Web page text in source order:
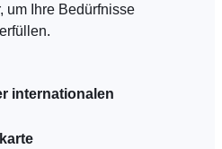
um Ihre Bedürfnisse
internationalen